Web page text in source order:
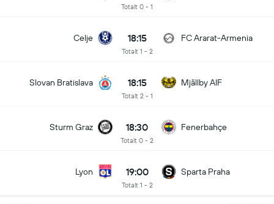
Totalt 0 - 1
Celje 18:15
Totalt 1 - 2
FC Ararat-Armenia
Slovan Bratislava 18:15
Totalt 2 - 1
Mjällby AIF
Sturm Graz 18:30
Totalt 0 - 2
Fenerbahçe
Lyon 19:00
Totalt 1 - 2
Sparta Praha